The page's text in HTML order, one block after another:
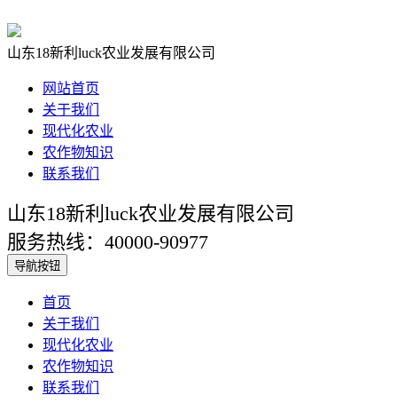
山东18新利luck农业发展有限公司
网站首页
关于我们
现代化农业
农作物知识
联系我们
山东18新利luck农业发展有限公司
服务热线：40000-90977
导航按钮
首页
关于我们
现代化农业
农作物知识
联系我们